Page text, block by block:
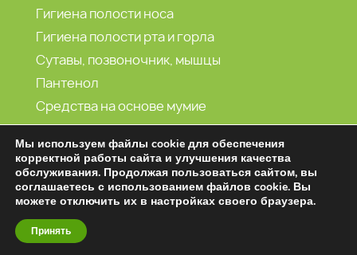
Гигиена полости носа
Гигиена полости рта и горла
Сутавы, позвоночник, мышцы
Пантенол
Средства на основе мумие
Морская вода
2001-2026 (С) Витамин продукт
Мы используем файлы cookie для обеспечения
корректной работы сайта и улучшения качества
обслуживания. Продолжая пользоваться сайтом, вы
соглашаетесь с использованием файлов cookie. Вы
можете отключить их в настройках своего браузера.
Принять